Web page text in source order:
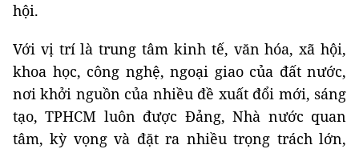
hội.
Với vị trí là trung tâm kinh tế, văn hóa, xã hội,
khoa học, công nghệ, ngoại giao của đất nước,
nơi khởi nguồn của nhiều đề xuất đổi mới, sáng
tạo, TPHCM luôn được Đảng, Nhà nước quan
tâm, kỳ vọng và đặt ra nhiều trọng trách lớn,